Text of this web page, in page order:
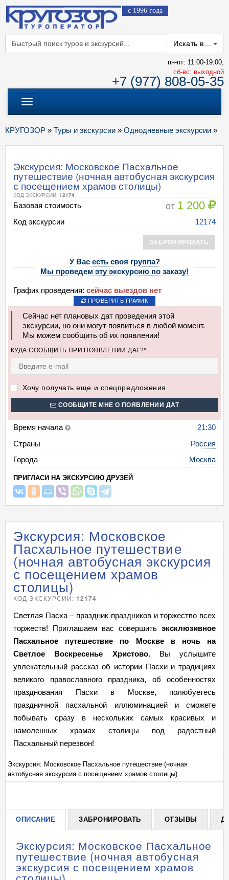
с 1996 года
Искать в...
пн-пт: 11:00-19:00;
cб-вс: выходной
+7 (977) 808-05-35
Меню
КРУГОЗОР » Туры и экскурсии » Однодневные экскурсии »
Экскурсия: Московское Пасхальное
путешествие (ночная автобусная экскурсия
с посещением храмов столицы)
КОД ЭКСКУРСИИ: 12174
Базовая стоимость от 1 200
Код экскурсии 12174
ЗАБРОНИРОВАТЬ
У Вас есть своя группа?
Мы проведем эту экскурсию по заказу!
График проведения: сейчас выездов нет
ПРОВЕРИТЬ ГРАФИК
Сейчас нет плановых дат проведения этой
экскурсии, но они могут появиться в любой момент.
Мы можем сообщить об их появлении!
КУДА СООБЩИТЬ ПРИ ПОЯВЛЕНИИ ДАТ?*
Хочу получать еще и спецпредложения
СООБЩИТЕ МНЕ О ПОЯВЛЕНИИ ДАТ
Время начала
21:30
Страны
Россия
Города
Москва
ПРИГЛАСИ НА ЭКСКУРСИЮ ДРУЗЕЙ
Экскурсия: Московское
Пасхальное путешествие
(ночная автобусная экскурсия
с посещением храмов
столицы)
КОД ЭКСКУРСИИ: 12174
Светлая Пасха – праздник праздников и торжество всех
торжеств! Приглашаем вас совершить эксклюзивное
Пасхальное путешествие по Москве в ночь на
Светлое Воскресенье Христово. Вы услышите
увлекательный рассказ об истории Пасхи и традициях
великого православного праздника, об особенностях
празднования Пасхи в Москве, полюбуетесь
праздничной пасхальной иллюминацией и сможете
побывать сразу в нескольких самых красивых и
намоленных храмах столицы под радостный
Пасхальный перезвон!
+
Экскурсия: Московское Пасхальное путешествие (ночная
автобусная экскурсия с посещением храмов столицы)
ОПИСАНИЕ ЗАБРОНИРОВАТЬ ОТЗЫВЫ
Экскурсия: Московское Пасхальное
путешествие (ночная автобусная
экскурсия с посещением храмов